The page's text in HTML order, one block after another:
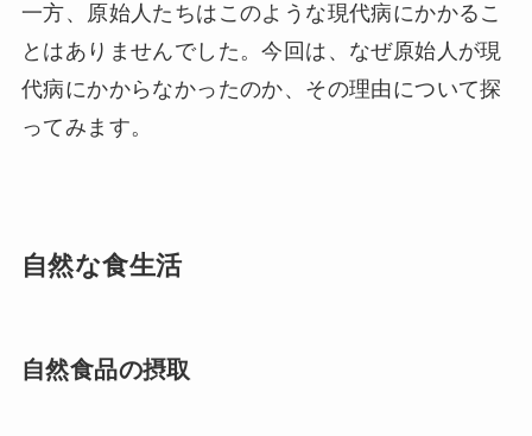
一方、原始人たちはこのような現代病にかかるこ
とはありませんでした。今回は、なぜ原始人が現
代病にかからなかったのか、その理由について探
ってみます。
自然な食生活
自然食品の摂取